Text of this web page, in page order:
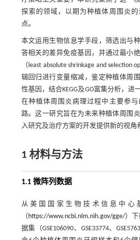
探索的领域，以期为种植体周围炎
点。
本文运用生物信息学手段，筛选出与
答相关的差异免疫基因，并通过最小
（least absolute shrinkage and selection
辑回归进行变量缩减，鉴定种植体周
性基因，结合KEGG及GO富集分析，进
在种植体周围炎病理过程中主要参
路。这一研究旨在为未来种植体周围
入研究及治疗方案的开发提供新的视角
1 材料与方法
1.1 微阵列数据
从美国国家生物技术信息中心
（ https://www.ncbi.nlm.nih.gov/gge/）下
据集（GSE106090、GSE33774、